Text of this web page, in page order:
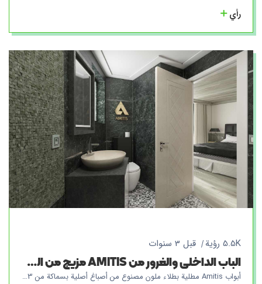
رأي
5.5K رؤية قبل 3 سنوات
الباب الداخلي والغرور من AMITIS مزيج من الجمال والوظائف لمنزلك
أبواب Amitis مطلية بطلاء ملون مصنوع من أصباغ أصلية بسماكة من 3 إلى 5 مم لتمثيل جودة ومتانة المنتجات. تتمثل إحدى الميزات الأكثر وضوحًا لهذا المنتج في أنه من خلال إنشاء خطوط وخدوش على جميع أبواب منتجات علامة Amitis التجارية ، فإنها تختفي بسهولة بتلميع واحد فقط ، ويمكن حل إصلاحات الباب في نفس المكان بواسطة خبراء Amitis دون الحاجة إلى ذلك. للإشارة إلى المصنع ، فهو لا يسبب مشاكل للمشترين. أظهرت أبواب Amitis أداءً عالياً في الفلل والمساحات الخارجية ، مما يمنع أي هواء خارجي من دخول البيئة بسبب وجود العزل الحراري. أبواب Amitis الداخلية لها وضع صوتي ، بحيث لا تتسرب الأصوات الداخلية إلى البيئة الخارجية ، وفي الأماكن العلاجية ، فإن استخدام هذه الأنواع من الأبواب له قيمة عالية.